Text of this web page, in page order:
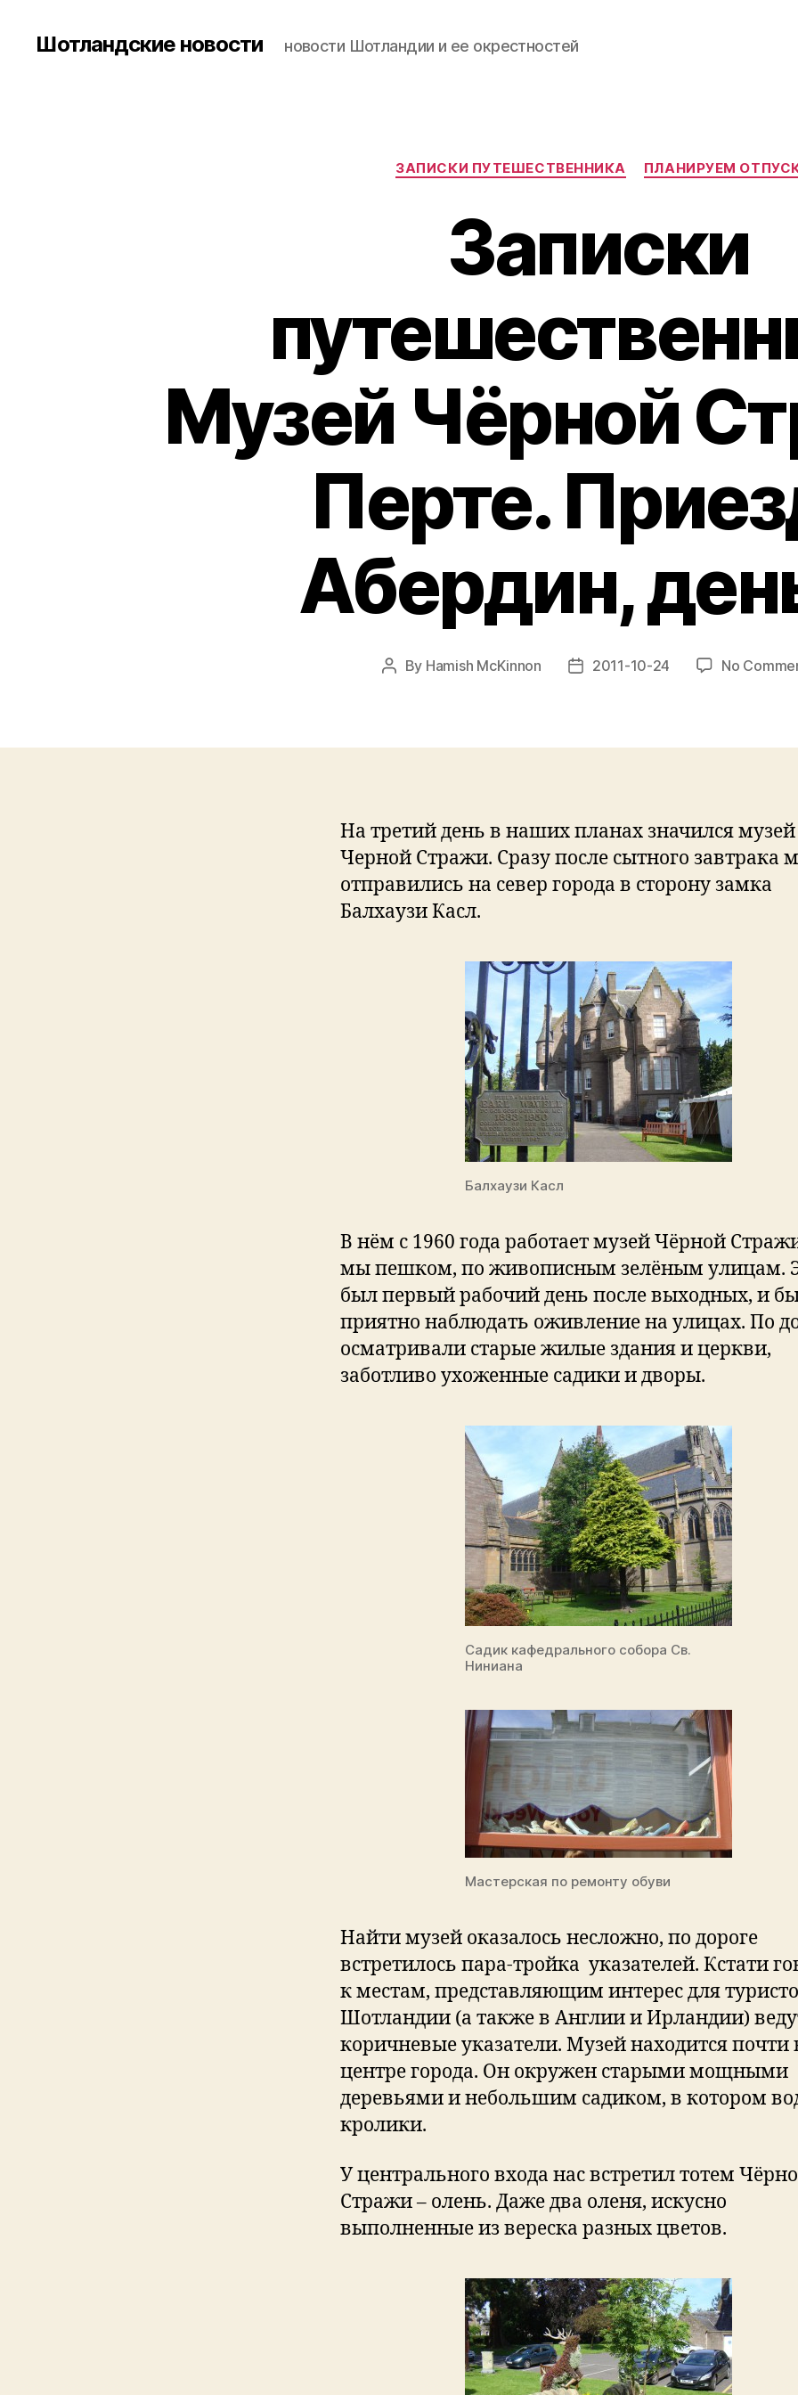
Шотландские новости новости Шотландии и ее окрестностей
Categories
ЗАПИСКИ ПУТЕШЕСТВЕННИКА ПЛАНИРУЕМ
Записки
Музей Чёрной
Перте.
Абердин,
Post
By Hamish McKinnon
Post2011-10-24 No
На третий день в наших планах значился музей
Черной Стражи. Сразу после сытного завтрака
отправились на север города в сторону замка
Балхаузи Касл.
Балхаузи Касл
В нём с 1960 года работает музей Чёрной
мы пешком, по живописным зелёным улицам.
был первый рабочий день после выходных, и
приятно наблюдать оживление на улицах. По
осматривали старые жилые здания и церкви,
заботливо ухоженные садики и дворы.
Садик кафедрального собора Св.
Ниниана
Мастерская по ремонту обуви
Найти музей оказалось несложно, по дороге
встретилось пара-тройка указателей. Кстати
к местам, представляющим интерес для
Шотландии (а также в Англии и Ирландии)
коричневые указатели. Музей находится почти
центре города. Он окружен старыми мощными
деревьями и небольшим садиком, в котором
кролики.
У центрального входа нас встретил тотем
Стражи – олень. Даже два оленя, искусно
выполненные из вереска разных цветов.